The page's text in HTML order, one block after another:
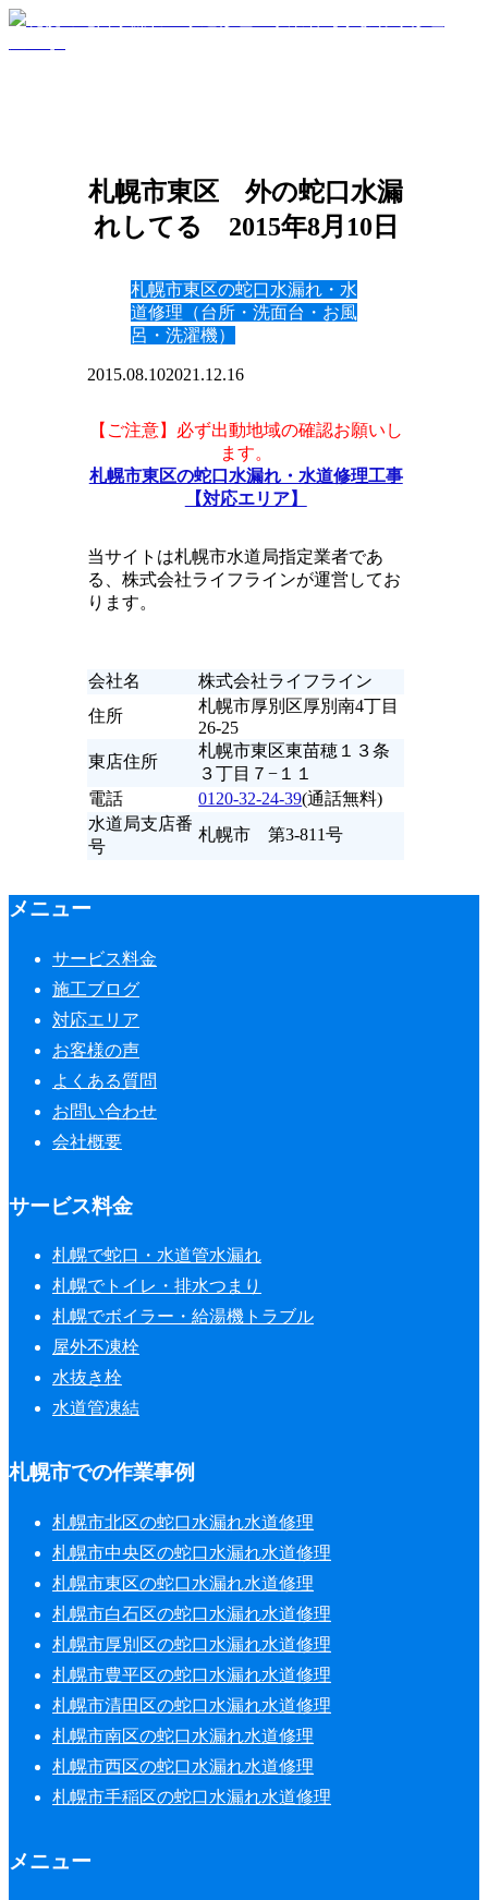
札幌市東区 外の蛇口水漏
れしてる 2015年8月10日
札幌市東区の蛇口水漏れ・水
道修理（台所・洗面台・お風
呂・洗濯機）
2015.08.102021.12.16
【ご注意】必ず出動地域の確認お願いし
ます。
札幌市東区の蛇口水漏れ・水道修理工事
【対応エリア】
当サイトは札幌市水道局指定業者であ
る、株式会社ライフラインが運営してお
ります。
会社名
株式会社ライフライン
住所
札幌市厚別区厚別南4丁目
26-25
東店住所
札幌市東区東苗穂１３条
３丁目７−１１
電話
0120-32-24-39(通話無料)
水道局支店番
号
札幌市 第3-811号
メニュー
サービス料金
施工ブログ
対応エリア
お客様の声
よくある質問
お問い合わせ
会社概要
サービス料金
札幌で蛇口・水道管水漏れ
札幌でトイレ・排水つまり
札幌でボイラー・給湯機トラブル
屋外不凍栓
水抜き栓
水道管凍結
札幌市での作業事例
札幌市北区の蛇口水漏れ水道修理
札幌市中央区の蛇口水漏れ水道修理
札幌市東区の蛇口水漏れ水道修理
札幌市白石区の蛇口水漏れ水道修理
札幌市厚別区の蛇口水漏れ水道修理
札幌市豊平区の蛇口水漏れ水道修理
札幌市清田区の蛇口水漏れ水道修理
札幌市南区の蛇口水漏れ水道修理
札幌市西区の蛇口水漏れ水道修理
札幌市手稲区の蛇口水漏れ水道修理
メニュー